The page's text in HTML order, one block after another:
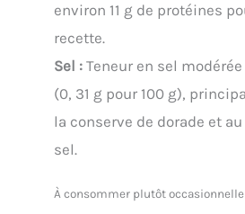
environ 11 g de protéines
recette.
Sel : Teneur en sel
(0, 31 g pour 100 g),
la conserve de dorade et
sel.
À consommer plutôt